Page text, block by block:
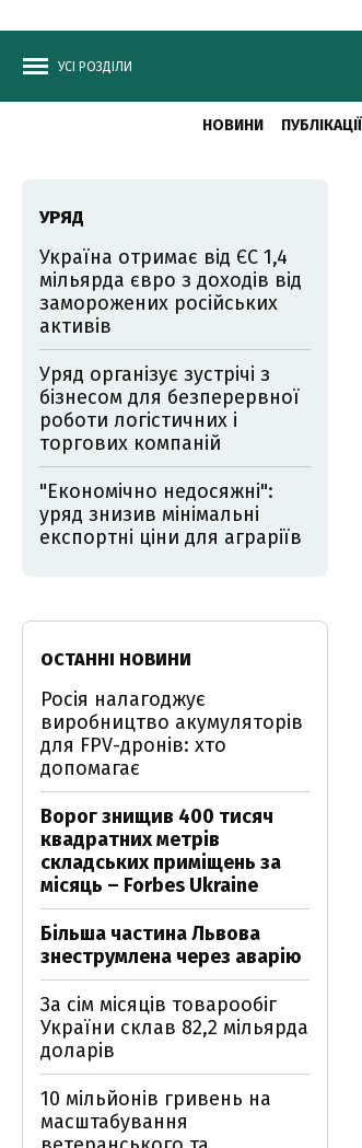
УСІ РОЗДІЛИ
НОВИНИ ПУБЛІКАЦІЇ
УРЯД
Україна отримає від ЄС 1,4
мільярда євро з доходів від
заморожених російських
активів
Уряд організує зустрічі з
бізнесом для безперервної
роботи логістичних і
торгових компаній
"Економічно недосяжні":
уряд знизив мінімальні
експортні ціни для аграріїв
ОСТАННІ НОВИНИ
Росія налагоджує
виробництво акумуляторів
для FPV-дронів: хто
допомагає
Ворог знищив 400 тисяч
квадратних метрів
складських приміщень за
місяць – Forbes Ukraine
Більша частина Львова
знеструмлена через аварію
За сім місяців товарообіг
України склав 82,2 мільярда
доларів
10 мільйонів гривень на
масштабування